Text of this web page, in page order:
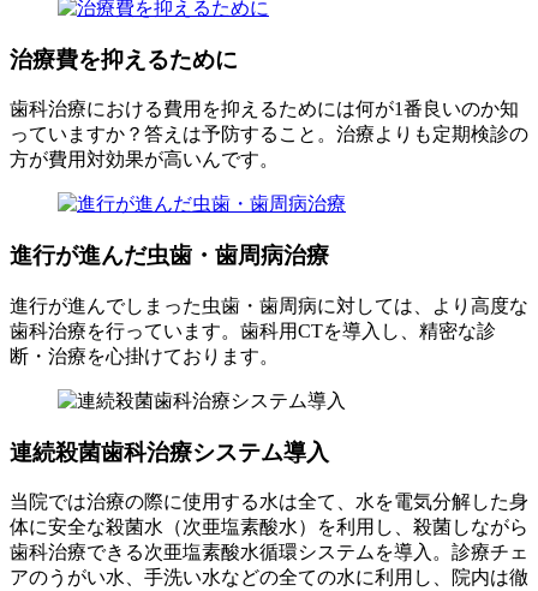
治療費を抑えるために
歯科治療における費用を抑えるためには何が1番良いのか知
っていますか？答えは予防すること。治療よりも定期検診の
方が費用対効果が高いんです。
進行が進んだ虫歯・歯周病治療
進行が進んでしまった虫歯・歯周病に対しては、より高度な
歯科治療を行っています。歯科用CTを導入し、精密な診
断・治療を心掛けております。
連続殺菌歯科治療システム導入
当院では治療の際に使用する水は全て、水を電気分解した身
体に安全な殺菌水（次亜塩素酸水）を利用し、殺菌しながら
歯科治療できる次亜塩素酸水循環システムを導入。診療チェ
アのうがい水、手洗い水などの全ての水に利用し、院内は徹